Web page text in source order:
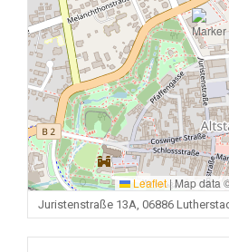
Leaflet |Map data
Juristenstraße 13A, 06886